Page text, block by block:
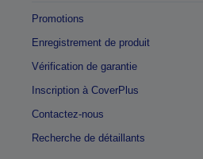
Promotions
Enregistrement de produit
Vérification de garantie
Inscription à CoverPlus
Contactez-nous
Recherche de détaillants